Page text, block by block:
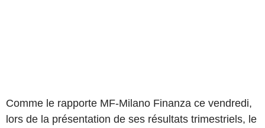
Comme le rapporte MF-Milano Finanza ce vendredi,
lors de la présentation de ses résultats trimestriels, le